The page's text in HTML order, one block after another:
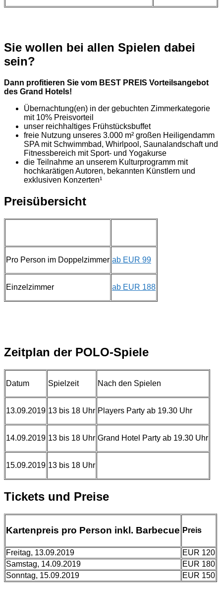
Sie wollen bei allen Spielen dabei
sein?
Dann profitieren Sie vom BEST PREIS Vorteilsangebot
des Grand Hotels!
Übernachtung(en) in der gebuchten Zimmerkategorie
mit 10% Preisvorteil
unser reichhaltiges Frühstücksbuffet
freie Nutzung unseres 3.000 m² großen Heiligendamm
SPA mit Schwimmbad, Whirlpool, Saunalandschaft und
Fitnessbereich mit Sport- und Yogakurse
die Teilnahme an unserem Kulturprogramm mit
hochkarätigen Autoren, bekannten Künstlern und
exklusiven Konzerten¹
Preisübersicht
Pro Person im Doppelzimmer ab EUR 99
Einzelzimmer ab EUR 188
Zeitplan der POLO-Spiele
Datum Spielzeit Nach den Spielen
13.09.2019 13 bis 18 Uhr Players Party ab 19.30 Uhr
14.09.2019 13 bis 18 Uhr Grand Hotel Party ab 19.30 Uhr
15.09.2019 13 bis 18 Uhr
Tickets und Preise
Kartenpreis pro Person inkl. Barbecue Preis
Freitag, 13.09.2019
EUR 120
Samstag, 14.09.2019
EUR 180
Sonntag, 15.09.2019
EUR 150